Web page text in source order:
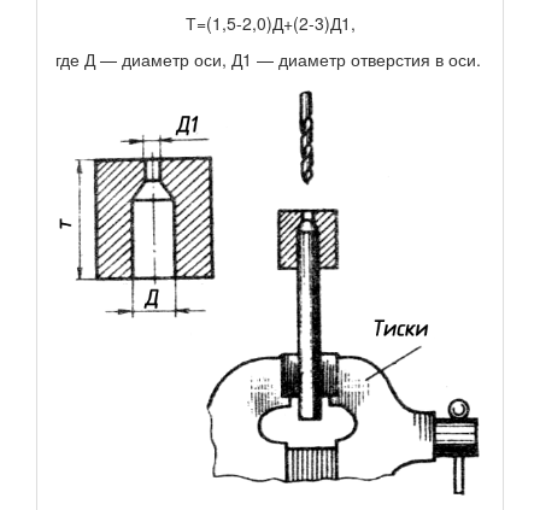
Т=(1,5-2,0)Д+(2-3)Д1,
где Д — диаметр оси, Д1 — диаметр отверстия в оси.